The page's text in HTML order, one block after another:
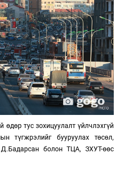
өдөр тус зохицуулалт үйлчлэхгүй
түгжрэлийг бууруулах төсөл,
Д.Бадарсан болон ТЦА, ЗХУТ-өөс